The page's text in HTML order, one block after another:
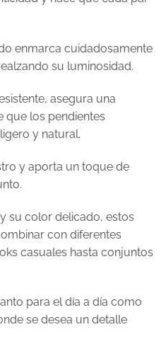
enmarca cuidadosamente
su luminosidad.
asegura una
que los pendientes
y natural.
y aporta un toque de
su color delicado, estos
con diferentes
casuales hasta conjuntos
para el día a día como
se desea un detalle